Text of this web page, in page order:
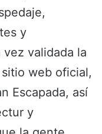
y
validada la
web oficial,
Escapada, así
y